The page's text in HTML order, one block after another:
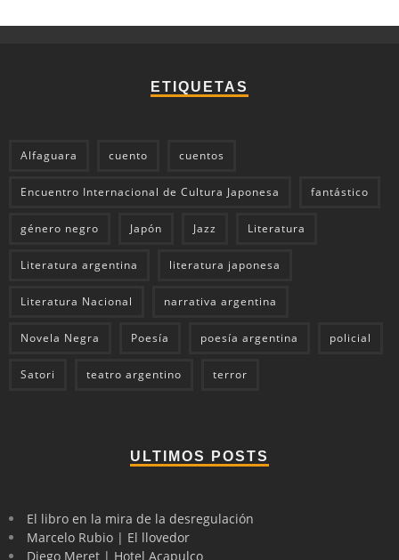
ETIQUETAS
Alfaguara cuento cuentos
Encuentro Internacional de Cultura Japonesa fantástico
género negro Japón Jazz Literatura
Literatura argentina literatura japonesa
Literatura Nacional narrativa argentina
Novela Negra Poesía poesía argentina policial
Satori teatro argentino terror
ULTIMOS POSTS
El libro en la mira de la desregulación
Marcelo Rubio | El llovedor
Diego Meret | Hotel Acapulco